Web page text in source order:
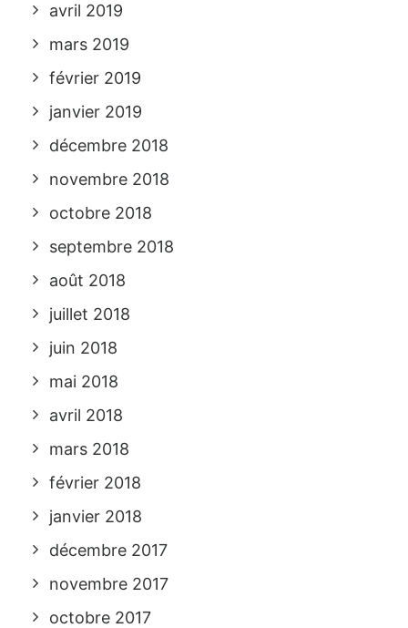
avril 2019
mars 2019
février 2019
janvier 2019
décembre 2018
novembre 2018
octobre 2018
septembre 2018
août 2018
juillet 2018
juin 2018
mai 2018
avril 2018
mars 2018
février 2018
janvier 2018
décembre 2017
novembre 2017
octobre 2017